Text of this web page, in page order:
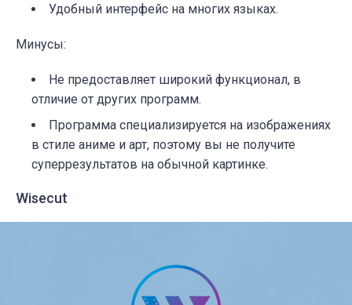
Удобный интерфейс на многих языках.
Минусы:
Не предоставляет широкий функционал, в
отличие от других программ.
Программа специализируется на изображениях
в стиле аниме и арт, поэтому вы не получите
суперрезультатов на обычной картинке.
Wisecut